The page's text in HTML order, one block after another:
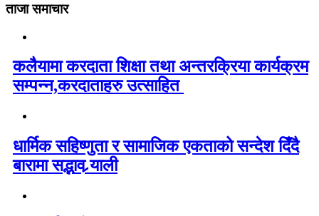
ताजा समाचार
कलैयामा करदाता शिक्षा तथा अन्तरक्रिया कार्यक्रम
सम्पन्न,करदाताहरु उत्साहित
धार्मिक सहिष्णुता र सामाजिक एकताको सन्देश दिँदै
बारामा सद्भाव र्‍याली